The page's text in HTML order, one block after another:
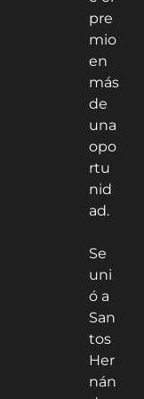
pre
mio
en
más
de
una
opo
rtu
nid
ad.
Se
uni
ó a
San
tos
Her
nán